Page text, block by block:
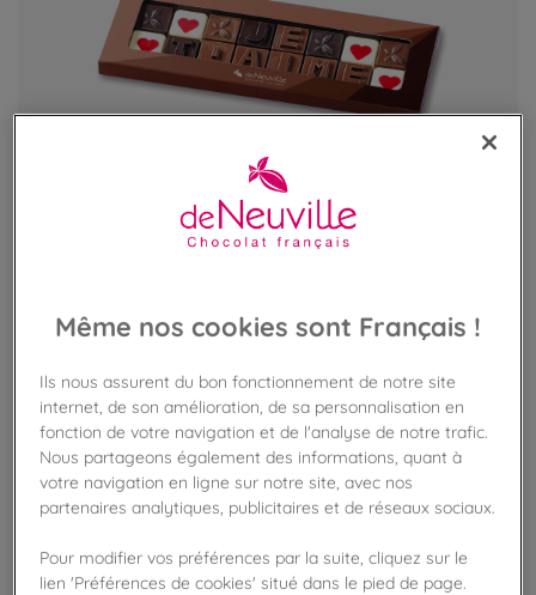
Message chocolat - "Je t'aime"
VOIR LE PRODUIT
EXCLU BOUTIQUE
Même nos cookies sont Français !
Ils nous assurent du bon fonctionnement de notre site
internet, de son amélioration, de sa personnalisation en
fonction de votre navigation et de l'analyse de notre trafic.
Nous partageons également des informations, quant à
votre navigation en ligne sur notre site, avec nos
partenaires analytiques, publicitaires et de réseaux sociaux.
Pour modifier vos préférences par la suite, cliquez sur le
lien 'Préférences de cookies' situé dans le pied de page.